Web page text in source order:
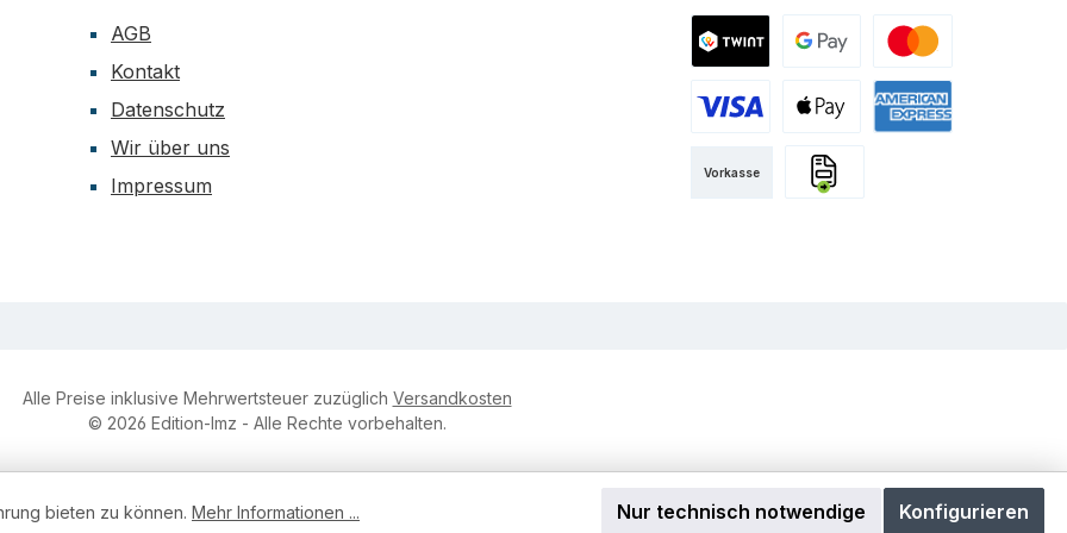
AGB
Kontakt
Datenschutz
Wir über uns
Impressum
Google PayMastercard
Vorkasse
Alle Preise inklusive Mehrwertsteuer zuzüglich Versandkosten
© 2026 Edition-lmz - Alle Rechte vorbehalten.
bieten zu können. Mehr Informationen ... Nur technisch notwendige Konfigurieren